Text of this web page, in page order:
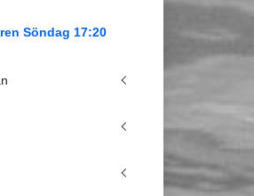
Söndag 17:20